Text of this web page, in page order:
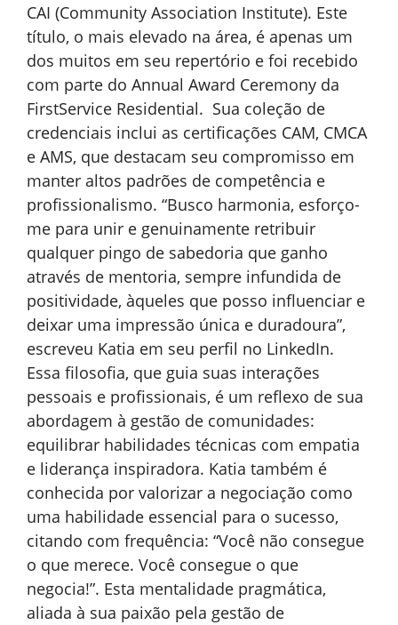
CAI (Community Association Institute). Este
título, o mais elevado na área, é apenas um
dos muitos em seu repertório e foi recebido
com parte do Annual Award Ceremony da
FirstService Residential. Sua coleção de
credenciais inclui as certificações CAM, CMCA
e AMS, que destacam seu compromisso em
manter altos padrões de competência e
profissionalismo. “Busco harmonia, esforço-
me para unir e genuinamente retribuir
qualquer pingo de sabedoria que ganho
através de mentoria, sempre infundida de
positividade, àqueles que posso influenciar e
deixar uma impressão única e duradoura”,
escreveu Katia em seu perfil no LinkedIn.
Essa filosofia, que guia suas interações
pessoais e profissionais, é um reflexo de sua
abordagem à gestão de comunidades:
equilibrar habilidades técnicas com empatia
e liderança inspiradora. Katia também é
conhecida por valorizar a negociação como
uma habilidade essencial para o sucesso,
citando com frequência: “Você não consegue
o que merece. Você consegue o que
negocia!”. Esta mentalidade pragmática,
aliada à sua paixão pela gestão de